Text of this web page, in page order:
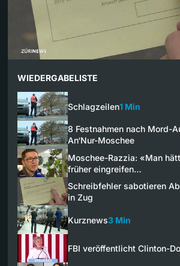
WIEDERGABELISTE
Schlagzeilen1 Min
8 Festnahmen nach Mord-
An‘Nur-Moschee
Moschee-Razzia: «Man
früher eingreifen…
Schreibfehler sabotieren
in Zug
Kurznews3 Min
FBI veröffentlicht Clinton-